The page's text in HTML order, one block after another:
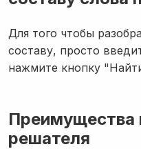
Для того чтобы
составу, просто
нажмите кнопку
Преимущества
решателя